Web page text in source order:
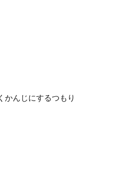
かんじにするつもり